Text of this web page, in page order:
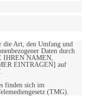
die Art, den Umfang und
Daten durch
IHREN NAMEN,
EINTRAGEN] auf
finden sich im
(TMG).